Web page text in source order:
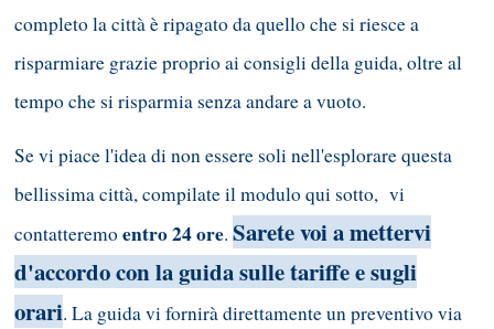
completo la città è ripagato da quello che si riesce a
risparmiare grazie proprio ai consigli della guida, oltre al
tempo che si risparmia senza andare a vuoto.
Se vi piace l'idea di non essere soli nell'esplorare questa
bellissima città, compilate il modulo qui sotto, vi
contatteremoentro 24 ore. Sarete voi a mettervi
d'accordo con la guida sulle tariffe e sugli
orari. La guida vi fornirà direttamente un preventivo via